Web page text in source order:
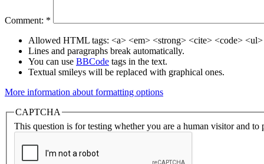
Comment: *
Allowed HTML tags: <a> <em> <strong> <cite> <code>
Lines and paragraphs break automatically.
You can use BBCode tags in the text.
Textual smileys will be replaced with graphical ones.
More information about formatting options
CAPTCHA
This question is for testing whether you are a human visitor and to